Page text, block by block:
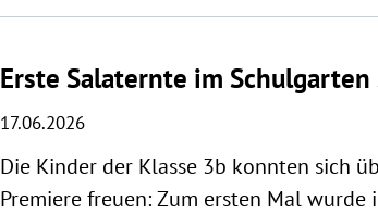
Erste Salaternte im Schulgarten
17.06.2026
Die Kinder der Klasse 3b konnten sich
Premiere freuen: Zum ersten Mal wurde